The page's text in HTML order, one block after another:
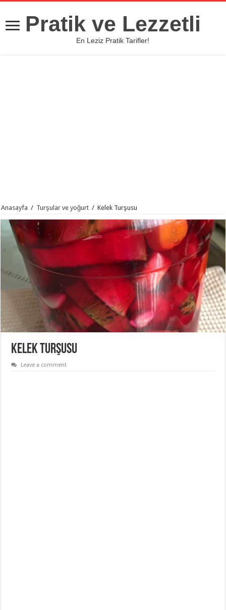
Pratik ve Lezzetli
En Leziz Pratik Tarifler!
Anasayfa / Turşular ve yoğurt / Kelek Turşusu
Kelek Turşusu
Leave a comment